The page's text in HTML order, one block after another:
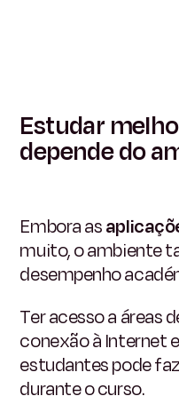
Estudar
depende do
Embora as
muito, o ambiente
desempenho
Ter acesso a áreas
conexão à Internet
estudantes pode
durante o curso.